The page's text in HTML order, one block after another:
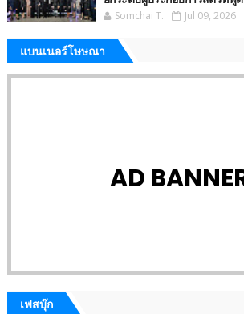
Somchai T. Jul 09, 2026
แบนเนอร์โษษณา
AD
เฟสบุ๊ก